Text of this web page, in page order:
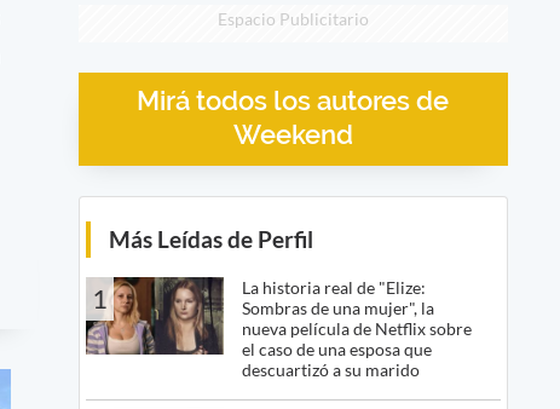
Espacio Publicitario
Mirá todos los autores de
Weekend
Más Leídas de Perfil
1
La historia real de "Elize:
Sombras de una mujer", la
nueva película de Netflix sobre
el caso de una esposa que
descuartizó a su marido